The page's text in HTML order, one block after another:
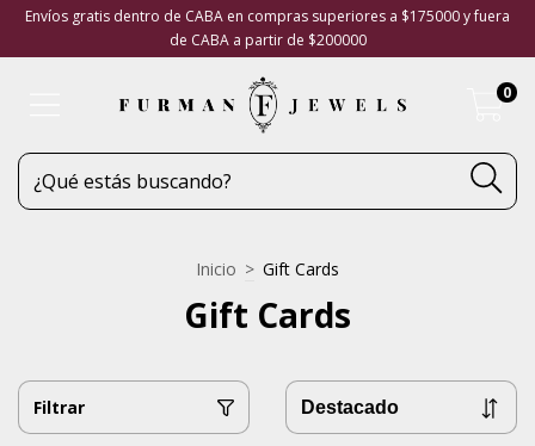
Envíos gratis dentro de CABA en compras superiores a $175000 y fuera
de CABA a partir de $200000
0
Inicio > Gift Cards
Gift Cards
Filtrar